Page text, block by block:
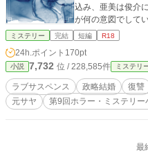
込み、亜美は俊介
が何の意図でして
現象は、思いもか
は＊を付けています。 エブリスタとムーンライトノベ
Nolaノベルでも投稿しています。
作りました。
ミステリー 完結 短編 R18
24h.ポイント 170pt
小説 7,732 位 / 228,585件 ミステリ
ラブサスペンス 政略結婚 復讐
元サヤ
第9回ホラー・ミステリー
最